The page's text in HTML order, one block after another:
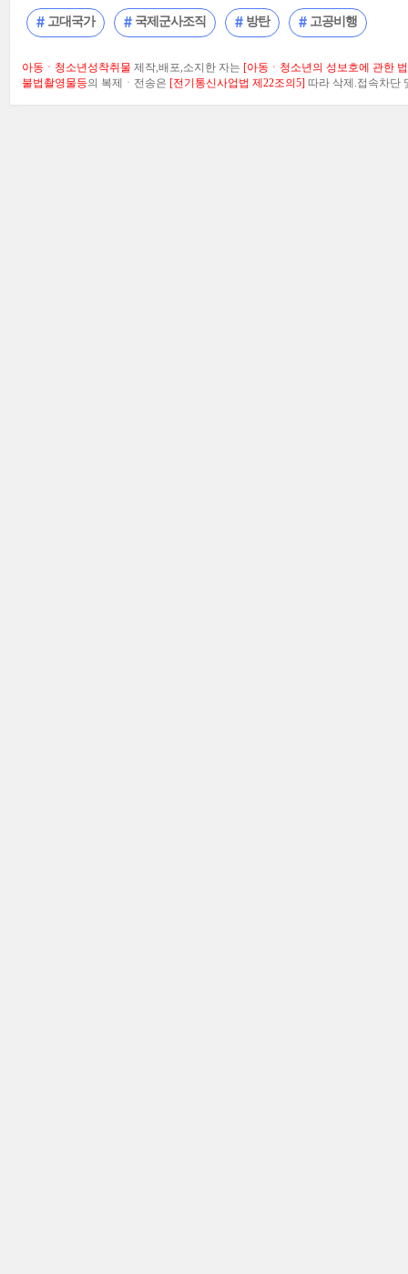
고대국가 국제군사조직 방탄 고공비행
아동ㆍ청소년성착취물 제작,배포,소지한 자는 [아동ㆍ청소년의 성보호에 관한
불법촬영물등의 복제ㆍ전송은 [전기통신사업법 제22조의5] 따라 삭제.접속차단